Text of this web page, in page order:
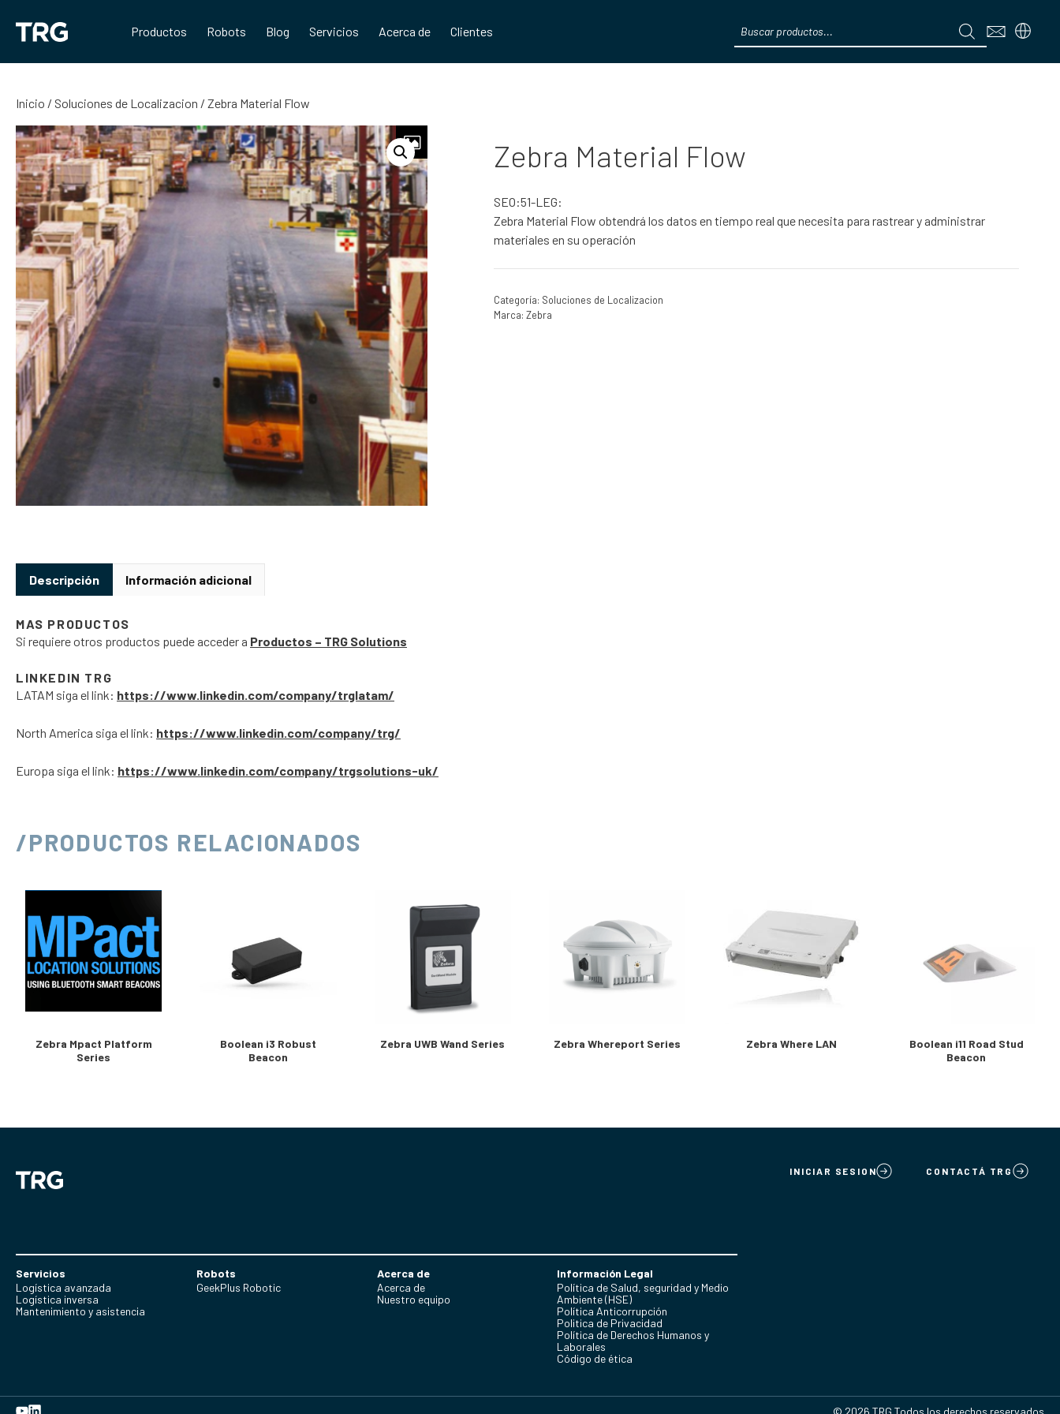
contenido
Productos Robots Blog Servicios Acerca de Clientes
search
Inicio / Soluciones de Localizacion / Zebra Material Flow
Zebra Material Flow
SEO:51-LEG:
Zebra Material Flow obtendrá los datos en tiempo real que necesita para rastrear y administrar
materiales en su operación
Categoría: Soluciones de Localizacion
Marca: Zebra
Descripción Información adicional
MAS PRODUCTOS
Si requiere otros productos puede acceder a Productos – TRG Solutions
LINKEDIN TRG
LATAM siga el link: https://www.linkedin.com/company/trglatam/
North America siga el link: https://www.linkedin.com/company/trg/
Europa siga el link: https://www.linkedin.com/company/trgsolutions-uk/
/PRODUCTOS RELACIONADOS
Zebra Mpact Platform
Series
Boolean i3 Robust
Beacon
Zebra UWB Wand Series Zebra Whereport Series Zebra Where LAN
Boolean i11 Road Stud
Beacon
INICIAR SESION CONTACTÁ TRG
Servicios
Logística avanzada
Logística inversa
Mantenimiento y asistencia
Robots
GeekPlus Robotic
Acerca de
Acerca de
Nuestro equipo
Información Legal
Política de Salud, seguridad y Medio
Ambiente (HSE)
Política Anticorrupción
Politica de Privacidad
Política de Derechos Humanos y
Laborales
Código de ética
© 2026 TRG Todos los derechos reservados